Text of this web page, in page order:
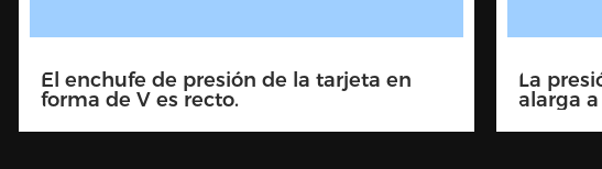
Doble soporte de presión de tarjeta en
forma de V 90 grados